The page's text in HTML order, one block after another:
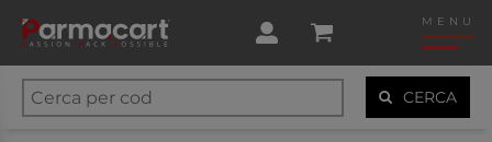
MENU
CERCA